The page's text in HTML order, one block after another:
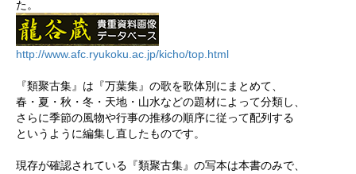
た。
http://www.afc.ryukoku.ac.jp/kicho/top.html
『類聚古集』は『万葉集』の歌を歌体別にまとめて、
春・夏・秋・冬・天地・山水などの題材によって分類し、
さらに季節の風物や行事の推移の順序に従って配列する
というように編集し直したものです。
現存が確認されている『類聚古集』の写本は本書のみで、